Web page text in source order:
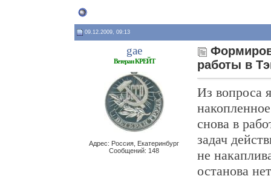
09.12.2009, 09:13
gae
Ветеран КРЕЙТ
Адрес: Россия, Екатеринбург
Сообщений: 148
работы в
Из вопроса
снова в
задач
не
останова